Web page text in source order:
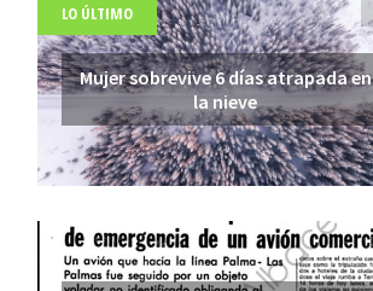
LO ÚLTIMO
Mujer sobrevive 6 días atrapada en
la nieve